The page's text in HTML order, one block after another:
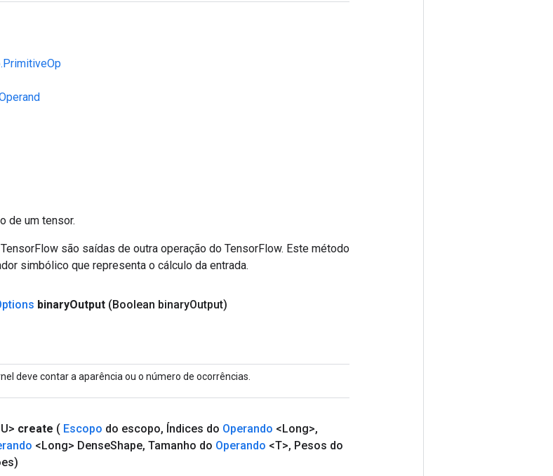
de um tensor.
são saídas de outra operação do TensorFlow. Este método
simbólico que representa o cálculo da entrada.
binaryOutput (Boolean binaryOutput)
deve contar a aparência ou o número de ocorrências.
create ( Escopo do escopo, Índices do Operando <Long>,
<Long> DenseShape, Tamanho do Operando <T>, Pesos do